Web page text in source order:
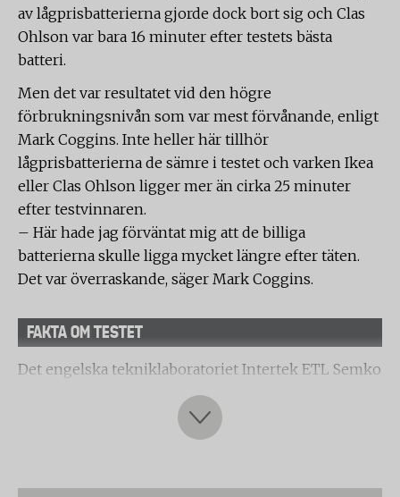
av lågprisbatterierna gjorde dock bort sig och Clas
Ohlson var bara 16 minuter efter testets bästa
batteri.
Men det var resultatet vid den högre
förbrukningsnivån som var mest förvånande, enligt
Mark Coggins. Inte heller här tillhör
lågprisbatterierna de sämre i testet och varken Ikea
eller Clas Ohlson ligger mer än cirka 25 minuter
efter testvinnaren.
– Här hade jag förväntat mig att de billiga
batterierna skulle ligga mycket längre efter täten.
Det var överraskande, säger Mark Coggins.
FAKTA OM TESTET
Det engelska tekniklaboratoriet Intertek ETL Semko
har för Testfaktas räkning testat kvalitet och
livslängd på 12 vanliga alkaliska AA-batterier (1,5
två batterimodeller vardera. Dels sitt enklaste